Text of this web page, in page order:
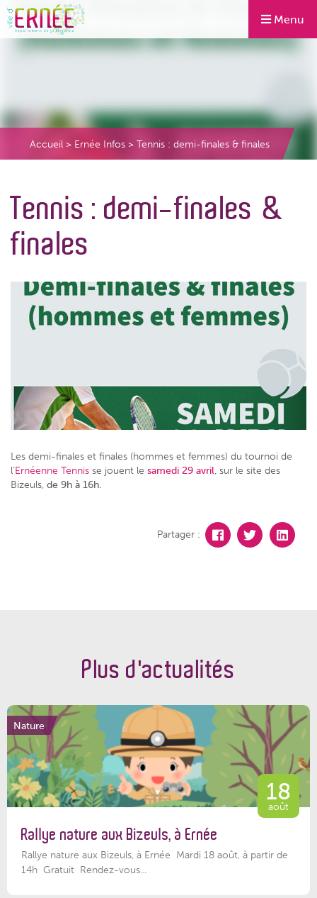
Menu
Accueil > Ernée Infos > Tennis : demi-finales & finales
Tennis : demi-finales &
finales
Les demi-finales et finales (hommes et femmes) du tournoi de
l’Ernéenne Tennis se jouent le samedi 29 avril, sur le site des
Bizeuls, de 9h à 16h.
Partager :
Plus d'actualités
Nature
18
août
Rallye nature aux Bizeuls, à Ernée
Rallye nature aux Bizeuls, à Ernée Mardi 18 août, à partir de
14h Gratuit Rendez-vous...